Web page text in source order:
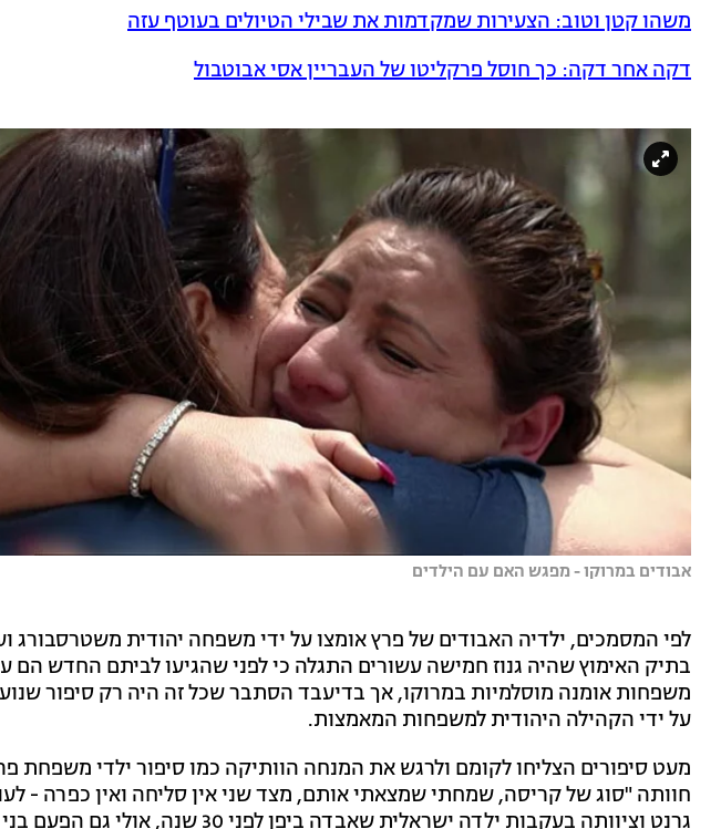
משהו קטן וטוב: הצעירות שמקדמות את שבילי הטיולים בעוטף עזה
דקה אחר דקה: כך חוסל פרקליטו של העבריין אסי אבוטבול
אבודים במרוקו - מפגש האם עם הילדים
לפי המסמכים, ילדיה האבודים של פרץ אומצו על ידי משפחה יהודית משטרסבורג
בתיק האימוץ שהיה גנוז חמישה עשורים התגלה כי לפני שהגיעו לביתם החדש הם
משפחות אומנה מוסלמיות במרוקו, אך בדיעבד הסתבר שכל זה היה רק סיפור
על ידי הקהילה היהודית למשפחות המאמצות.
מעט סיפורים הצליחו לקומם ולרגש את המנחה הוותיקה כמו סיפור ילדי משפחת
חוותה "סוג של קריסה, שמחתי שמצאתי אותם, מצד שני אין סליחה ואין כפרה -
גרנט וציוותה בעקבות ילדה ישראלית שאבדה ביפן